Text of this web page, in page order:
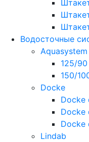
Водосточные
Aquasystem
125/90
150/
Docke
Docke
Docke
Docke
Lindab